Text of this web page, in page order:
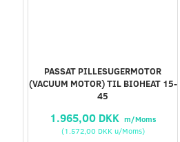
PASSAT PILLESUGERMOTOR
(VACUUM MOTOR) TIL BIOHEAT 15-
45
1.965,00 DKK m/Moms
(1.572,00 DKK u/Moms)